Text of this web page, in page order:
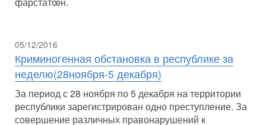
05/12/2016
Криминогенная обстановка в республике за
неделю(28ноября-5 декабря)
За период с 28 ноября по 5 декабря на территории
республики зарегистрирован одно преступление. За
совершение различных правонарушений к